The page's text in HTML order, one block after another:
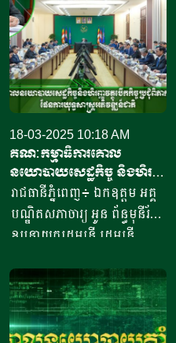
18-03-2025 10:18 AM
គណៈកម្មាធិការគោល
នយោបាយសេដ្ឋកិច្ច និងហិរញ្ញ
វត្ថុ ប្រជុំពិភាក្សាលើសេចក្តី
ព្រាងផែនការយុទ្ធសាស្ត្រ
អភិវឌ្ឍន៍ជាតិ
រាជធានីភ្នំពេញ៖ ឯកឧត្តម អគ្គ
បណ្ឌិតសភាចារ្យ អូន ព័ន្ធមុនីរ័ត្ន
ឧបនាយករដ្ឋមន្ត្រី រដ្ឋមន្ត្រី
និងជាប្រធានគណៈកម្មាធិការ
គោលនយោបាយសេដ្ឋកិច្ច
និងហិរញ្ញវត្ថុថ្ងៃទី១៧ ខែមីនា